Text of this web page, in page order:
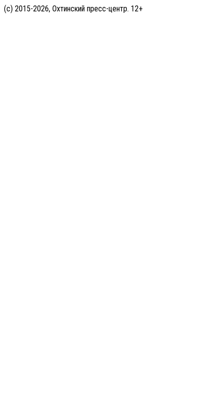
(с) 2015-2026, Охтинский пресс-центр. 12+